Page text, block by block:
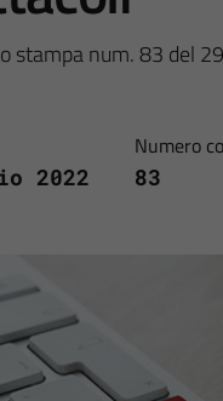
stampa num. 83 del
2022
Numero
83